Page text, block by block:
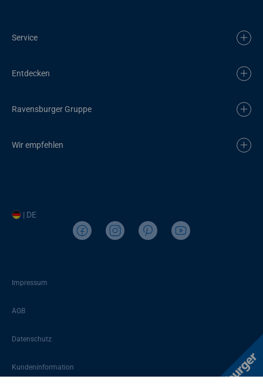
Service
Entdecken
Ravensburger Gruppe
Wir empfehlen
| DE
Impressum
AGB
Datenschutz
Kundeninformation